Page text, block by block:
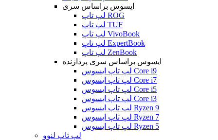
ایسوس براساس سری
لپ تاپ ROG
لپ تاپ TUF
لپ تاپ VivoBook
لپ تاپ ExpertBook
لپ تاپ ZenBook
ایسوس براساس سری پردازنده
لپ تاپ ایسوس Core i9
لپ تاپ ایسوس Core i7
لپ تاپ ایسوس Core i5
لپ تاپ ایسوس Core i3
لپ تاپ ایسوس Ryzen 9
لپ تاپ ایسوس Ryzen 7
لپ تاپ ایسوس Ryzen 5
لپ تاپ لنوو